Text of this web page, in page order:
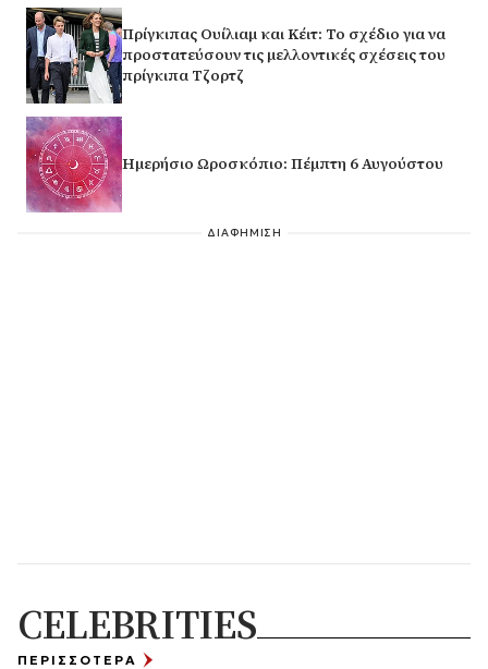
Πρίγκιπας Ουίλιαμ και Κέιτ: Το σχέδιο για να
προστατεύσουν τις μελλοντικές σχέσεις του
πρίγκιπα Τζορτζ
Ημερήσιο Ωροσκόπιο: Πέμπτη 6 Αυγούστου
ΔΙΑΦΗΜΙΣΗ
CELEBRITIES
ΠΕΡΙΣΣΟΤΕΡΑ